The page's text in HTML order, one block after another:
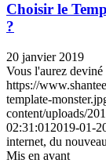
Choisir le
?
20 janvier 2019
Vous l'aurez
https://
template-
content/uploads/
02:31:01 2019-01-
internet, du
Mis en avant